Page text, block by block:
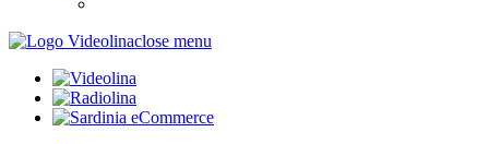
close menu